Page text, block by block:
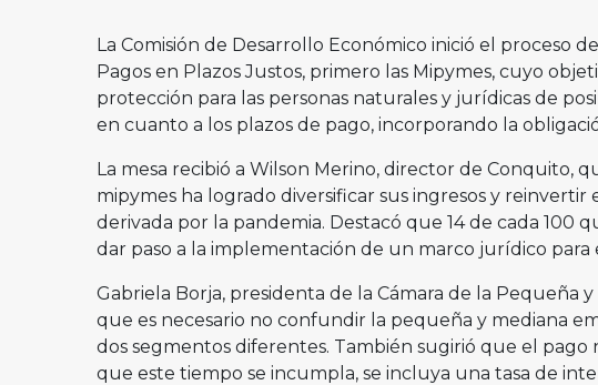
La Comisión de Desarrollo Económico inició el proceso
Pagos en Plazos Justos, primero las Mipymes, cuyo
protección para las personas naturales y jurídicas de
en cuanto a los plazos de pago, incorporando la
La mesa recibió a Wilson Merino, director de Conquito,
mipymes ha logrado diversificar sus ingresos y reinvertir
derivada por la pandemia. Destacó que 14 de cada 100
dar paso a la implementación de un marco jurídico para
Gabriela Borja, presidenta de la Cámara de la Pequeña
que es necesario no confundir la pequeña y mediana
dos segmentos diferentes. También sugirió que el pago
que este tiempo se incumpla, se incluya una tasa de